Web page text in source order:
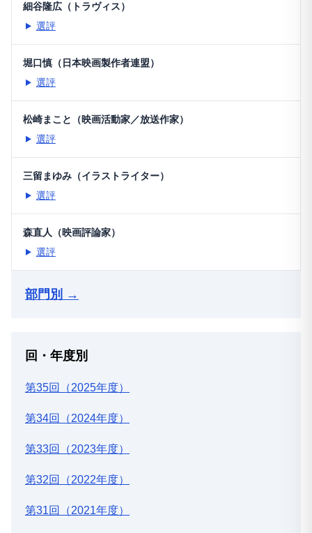
細谷隆広（トラヴィス）
選評
堀口慎（日本映画製作者連盟）
選評
松崎まこと（映画活動家／放送作家）
選評
三留まゆみ（イラストライター）
選評
森直人（映画評論家）
選評
部門別 →
回・年度別
第35回（2025年度）
第34回（2024年度）
第33回（2023年度）
第32回（2022年度）
第31回（2021年度）